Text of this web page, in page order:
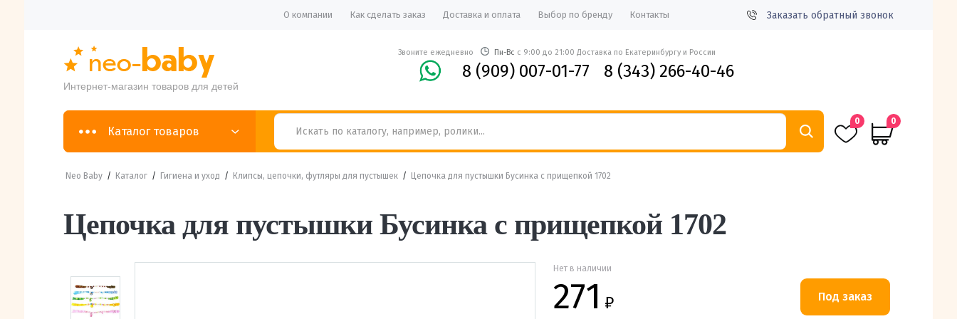
О компании Как сделать заказ Доставка и оплата Выбор по бренду Контакты Заказать обратный звонок
Интернет-магазин товаров для детей
Звоните ежедневно Пн-Вс с 9:00 до 21:00 Доставка по Екатеринбургу и России
8 (909) 007-01-77 8 (343) 266-40-46
Каталог товаров
0 0
Neo Baby/ Каталог/ Гигиена и уход / Клипсы, цепочки, футляры для пустышек/ Цепочка для пустышки Бусинка с прищепкой 1702
Цепочка для пустышки Бусинка с прищепкой 1702
Нет в наличии
271 ₽